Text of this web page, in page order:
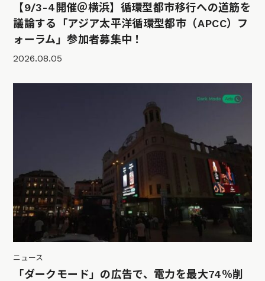
【9/3-4開催＠横浜】循環型都市移行への道筋を
議論する「アジア太平洋循環型都市（APCC）フ
ォーラム」参加者募集中！
2026.08.05
ニュース
「ダークモード」の広告で、電力を最大74％削